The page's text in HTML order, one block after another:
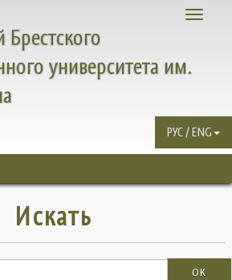
Toggle
университета им.
РУС / ENG
Искать
OK